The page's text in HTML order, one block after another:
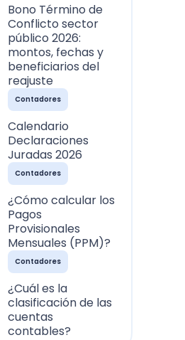
Bono Término de
Conflicto sector
público 2026:
montos, fechas y
beneficiarios del
reajuste
Contadores
Calendario
Declaraciones
Juradas 2026
Contadores
¿Cómo calcular los
Pagos
Provisionales
Mensuales (PPM)?
Contadores
¿Cuál es la
clasificación de las
cuentas
contables?